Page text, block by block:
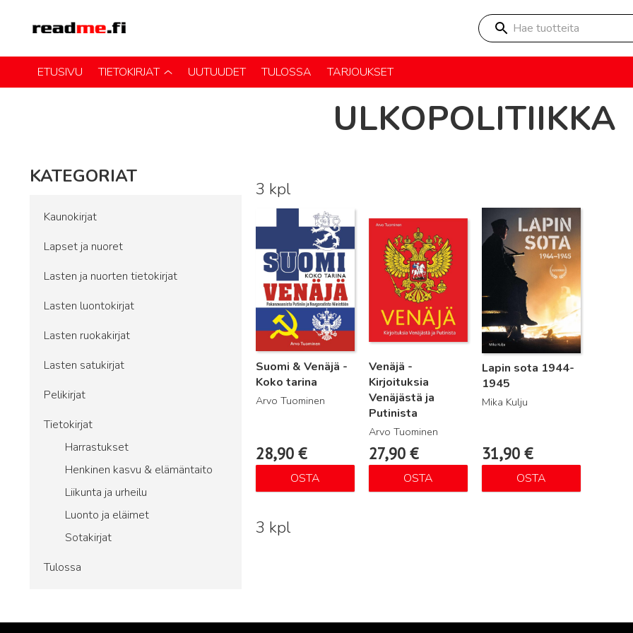
Hae tuotteita
ETUSIVU TIETOKIRJAT UUTUUDET TULOSSA TARJOUKSET
ULKOPOLITIIKKA
KATEGORIAT
Kaunokirjat
Lapset ja nuoret
Lasten ja nuorten tietokirjat
Lasten luontokirjat
Lasten ruokakirjat
Lasten satukirjat
Pelikirjat
Tietokirjat
Harrastukset
Henkinen kasvu & elämäntaito
Liikunta ja urheilu
Luonto ja eläimet
Sotakirjat
Tulossa
3 kpl
Suomi & Venäjä -
Koko tarina
Arvo Tuominen
28,90 €
OSTA
Venäjä -
Kirjoituksia
Venäjästä ja
Putinista
Arvo Tuominen
27,90 €
OSTA
Lue lisää
Lapin sota 1944-
1945
Mika Kulju
31,90 €
OSTA
Lue lisää
3 kpl